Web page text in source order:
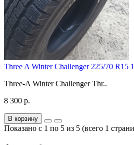
Three A Winter Challenger 225/70 R15
Three-A Winter Challenger Thr..
8 300 р.
В корзину
Показано с 1 по 5 из 5 (всего 1